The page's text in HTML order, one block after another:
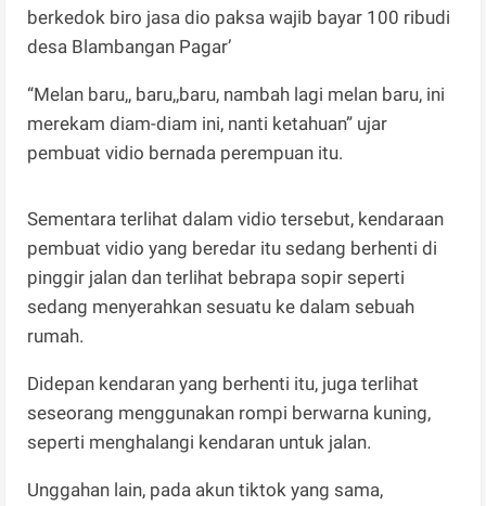
berkedok biro jasa dio paksa wajib bayar 100 ribudi
desa Blambangan Pagar’
“Melan baru,, baru,,baru, nambah lagi melan baru, ini
merekam diam-diam ini, nanti ketahuan” ujar
pembuat vidio bernada perempuan itu.
Sementara terlihat dalam vidio tersebut, kendaraan
pembuat vidio yang beredar itu sedang berhenti di
pinggir jalan dan terlihat bebrapa sopir seperti
sedang menyerahkan sesuatu ke dalam sebuah
rumah.
Didepan kendaran yang berhenti itu, juga terlihat
seseorang menggunakan rompi berwarna kuning,
seperti menghalangi kendaran untuk jalan.
Unggahan lain, pada akun tiktok yang sama,